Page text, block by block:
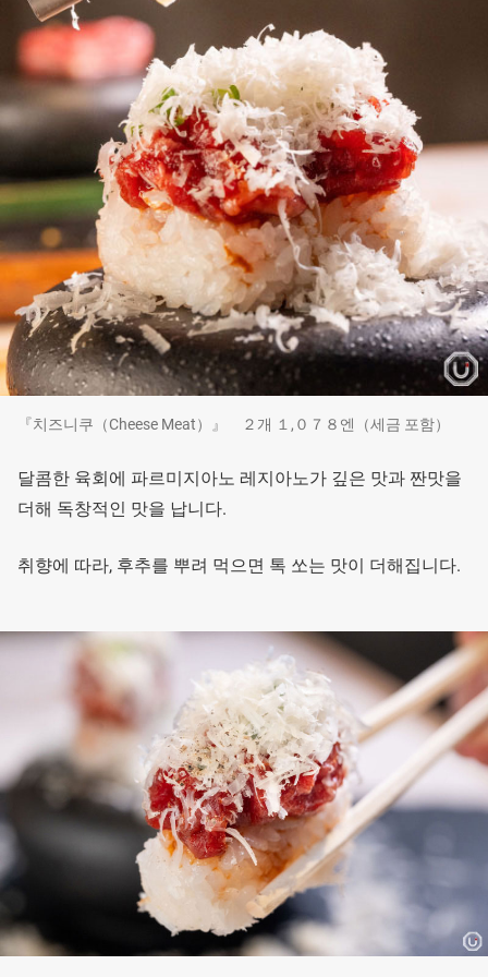
『치즈니쿠（Cheese Meat）』 ２개 １,０７８엔（세금 포함）
달콤한 육회에 파르미지아노 레지아노가 깊은 맛과 짠맛을
더해 독창적인 맛을 납니다.
취향에 따라, 후추를 뿌려 먹으면 톡 쏘는 맛이 더해집니다.